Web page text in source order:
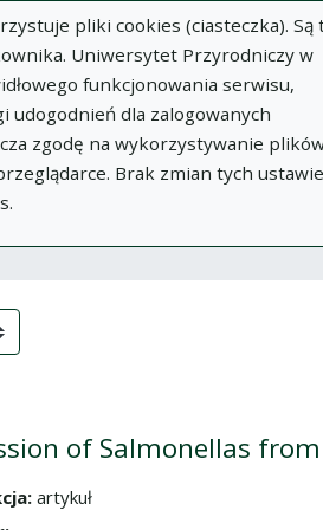
pliki cookies (ciasteczka). Są
Uniwersytet Przyrodniczy w
funkcjonowania serwisu,
udogodnień dla zalogowanych
zgodę na wykorzystywanie
Brak zmian tych
O
Repozytorium
Dokumenty
treści)
of Salmonellas
artykuł